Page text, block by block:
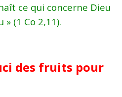
ce qui concerne Dieu
» (1 Co 2,11).
des fruits pour